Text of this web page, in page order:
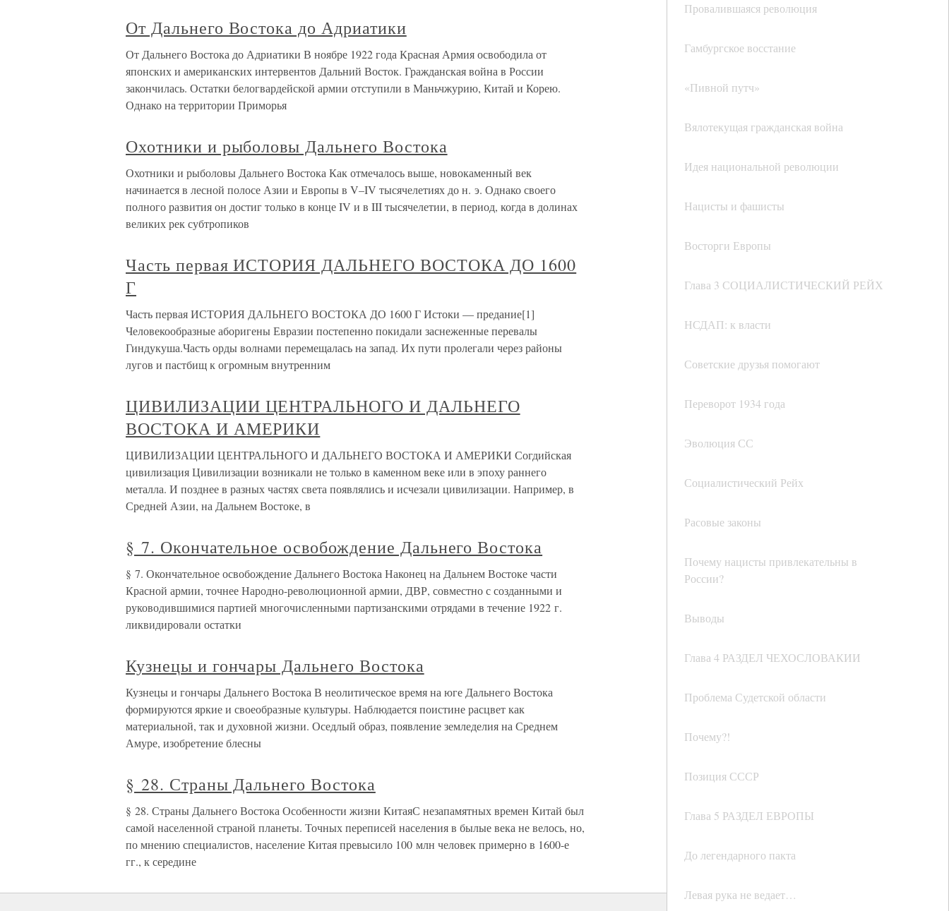
Провалившаяся революция
Гамбургское восстание
«Пивной путч»
Вялотекущая гражданская война
Идея национальной революции
Нацисты и фашисты
Восторги Европы
Глава 3 СОЦИАЛИСТИЧЕСКИЙ РЕЙХ
НСДАП: к власти
Советские друзья помогают
Переворот 1934 года
Эволюция СС
Социалистический Рейх
Расовые законы
Почему нацисты привлекательны в
России?
Выводы
Глава 4 РАЗДЕЛ ЧЕХОСЛОВАКИИ
Проблема Судетской области
Почему?!
Позиция СССР
Глава 5 РАЗДЕЛ ЕВРОПЫ
До легендарного пакта
Левая рука не ведает…
От Дальнего Востока до Адриатики
От Дальнего Востока до Адриатики В ноябре 1922 года Красная Армия освободила от
японских и американских интервентов Дальний Восток. Гражданская война в России
закончилась. Остатки белогвардейской армии отступили в Маньчжурию, Китай и Корею.
Однако на территории Приморья
Охотники и рыболовы Дальнего Востока
Охотники и рыболовы Дальнего Востока Как отмечалось выше, новокаменный век
начинается в лесной полосе Азии и Европы в V–IV тысячелетиях до н. э. Однако своего
полного развития он достиг только в конце IV и в III тысячелетии, в период, когда в долинах
великих рек субтропиков
Часть первая ИСТОРИЯ ДАЛЬНЕГО ВОСТОКА ДО 1600
Г
Часть первая ИСТОРИЯ ДАЛЬНЕГО ВОСТОКА ДО 1600 Г Истоки — предание[1]
Человекообразные аборигены Евразии постепенно покидали заснеженные перевалы
Гиндукуша.Часть орды волнами перемещалась на запад. Их пути пролегали через районы
лугов и пастбищ к огромным внутренним
ЦИВИЛИЗАЦИИ ЦЕНТРАЛЬНОГО И ДАЛЬНЕГО
ВОСТОКА И АМЕРИКИ
ЦИВИЛИЗАЦИИ ЦЕНТРАЛЬНОГО И ДАЛЬНЕГО ВОСТОКА И АМЕРИКИ Согдийская
цивилизация Цивилизации возникали не только в каменном веке или в эпоху раннего
металла. И позднее в разных частях света появлялись и исчезали цивилизации. Например, в
Средней Азии, на Дальнем Востоке, в
§ 7. Окончательное освобождение Дальнего Востока
§ 7. Окончательное освобождение Дальнего Востока Наконец на Дальнем Востоке части
Красной армии, точнее Народно-революционной армии, ДВР, совместно с созданными и
руководившимися партией многочисленными партизанскими отрядами в течение 1922 г.
ликвидировали остатки
Кузнецы и гончары Дальнего Востока
Кузнецы и гончары Дальнего Востока В неолитическое время на юге Дальнего Востока
формируются яркие и своеобразные культуры. Наблюдается поистине расцвет как
материальной, так и духовной жизни. Оседлый образ, появление земледелия на Среднем
Амуре, изобретение блесны
§ 28. Страны Дальнего Востока
§ 28. Страны Дальнего Востока Особенности жизни КитаяС незапамятных времен Китай был
самой населенной страной планеты. Точных переписей населения в былые века не велось, но,
по мнению специалистов, население Китая превысило 100 млн человек примерно в 1600-е
гг., к середине